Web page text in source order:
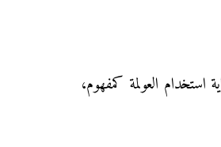
النهضة الأوربية الحديثة، ويتزامن تطور ظاهرة العولمة مع تطور ظاهرة الرأسمالية، ويعتبر منتصف القرن 20م بداية استخدام العولمة كمفهوم،